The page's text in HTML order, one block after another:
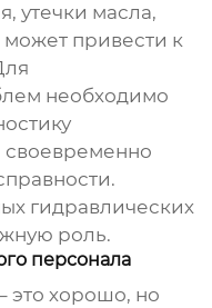
утечки масла,
может привести к
необходимо
своевременно
гидравлических
роль.
персонала
это хорошо, но